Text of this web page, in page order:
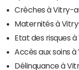
Crèches à Vitry-
Maternités à
Etat des risques
Accès aux soins
Délinquance à